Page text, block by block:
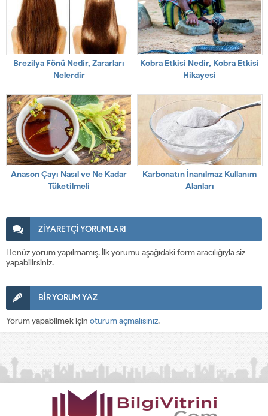
Brezilya Fönü Nedir, Zararları
Nelerdir
Kobra Etkisi Nedir, Kobra Etkisi
Hikayesi
Anason Çayı Nasıl ve Ne Kadar
Tüketilmeli
Karbonatın İnanılmaz Kullanım
Alanları
ZİYARETÇİ YORUMLARI
Henüz yorum yapılmamış. İlk yorumu aşağıdaki form aracılığıyla siz
yapabilirsiniz.
BİR YORUM YAZ
Yorum yapabilmek için oturum açmalısınız.